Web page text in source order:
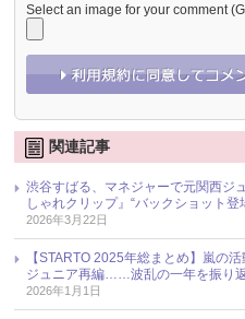
Select an image for your comment
関連記事
渋谷すばる、マネジャーで元関西ジ
しゃれクリップ』“バックショット登
2026年3月22日
【STARTO 2025年総まとめ】嵐の
ジュニア再編……波乱の一年を振り
2026年1月1日